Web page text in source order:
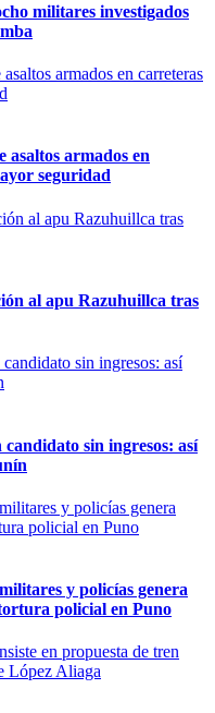
militares investigados
asaltos armados en
seguridad
al apu Razuhuillca tras
sin ingresos: así
y policías genera
policial en Puno